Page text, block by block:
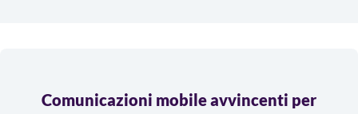
Comunicazioni mobile avvincenti per